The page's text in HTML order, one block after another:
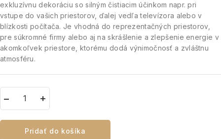
exkluzívnu dekoráciu so silným čistiacim účinkom napr. pri
vstupe do vašich priestorov, ďalej vedľa televízora alebo v
blízkosti počítača. Je vhodná do reprezentačných priestorov,
pre súkromné firmy alebo aj na skrášlenie a zlepšenie energie v
akomkoľvek priestore, ktorému dodá výnimočnosť a zvláštnu
atmosféru.
Pridať do košíka